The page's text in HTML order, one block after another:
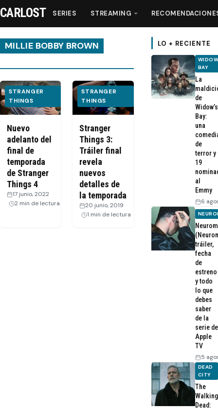
Streaming
Recomendaciones
Videos
Webisodios
CARLOST SERIES STREAMING
MILLIE BOBBY BROWN
STRANGER
THINGS
Nuevo
adelanto del
final de
temporada
de Stranger
Things 4
17 junio, 2022
2 min de lectura
STRANGER
THINGS
Stranger
Things 3:
Tráiler final
revela
nuevos
detalles de
la temporada
20 junio, 2019
1 min de lectura
LO + RECIENTE
BAY
La
de
Widow’s
Bay:
una
de
terror y
19
al
Emmy
6
tráiler,
fecha
de
estreno
y todo
lo que
debes
saber
de la
serie de
Apple
TV
5
DEAD
CITY
The
Walking
Dead: